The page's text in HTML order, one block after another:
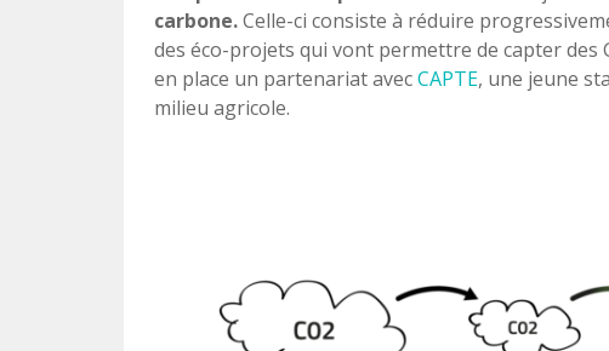
carbone.Celle-ci consiste à réduire
des éco-projets qui vont permettre de capter des
en place un partenariat avecCAPTE, une jeune
milieu agricole.